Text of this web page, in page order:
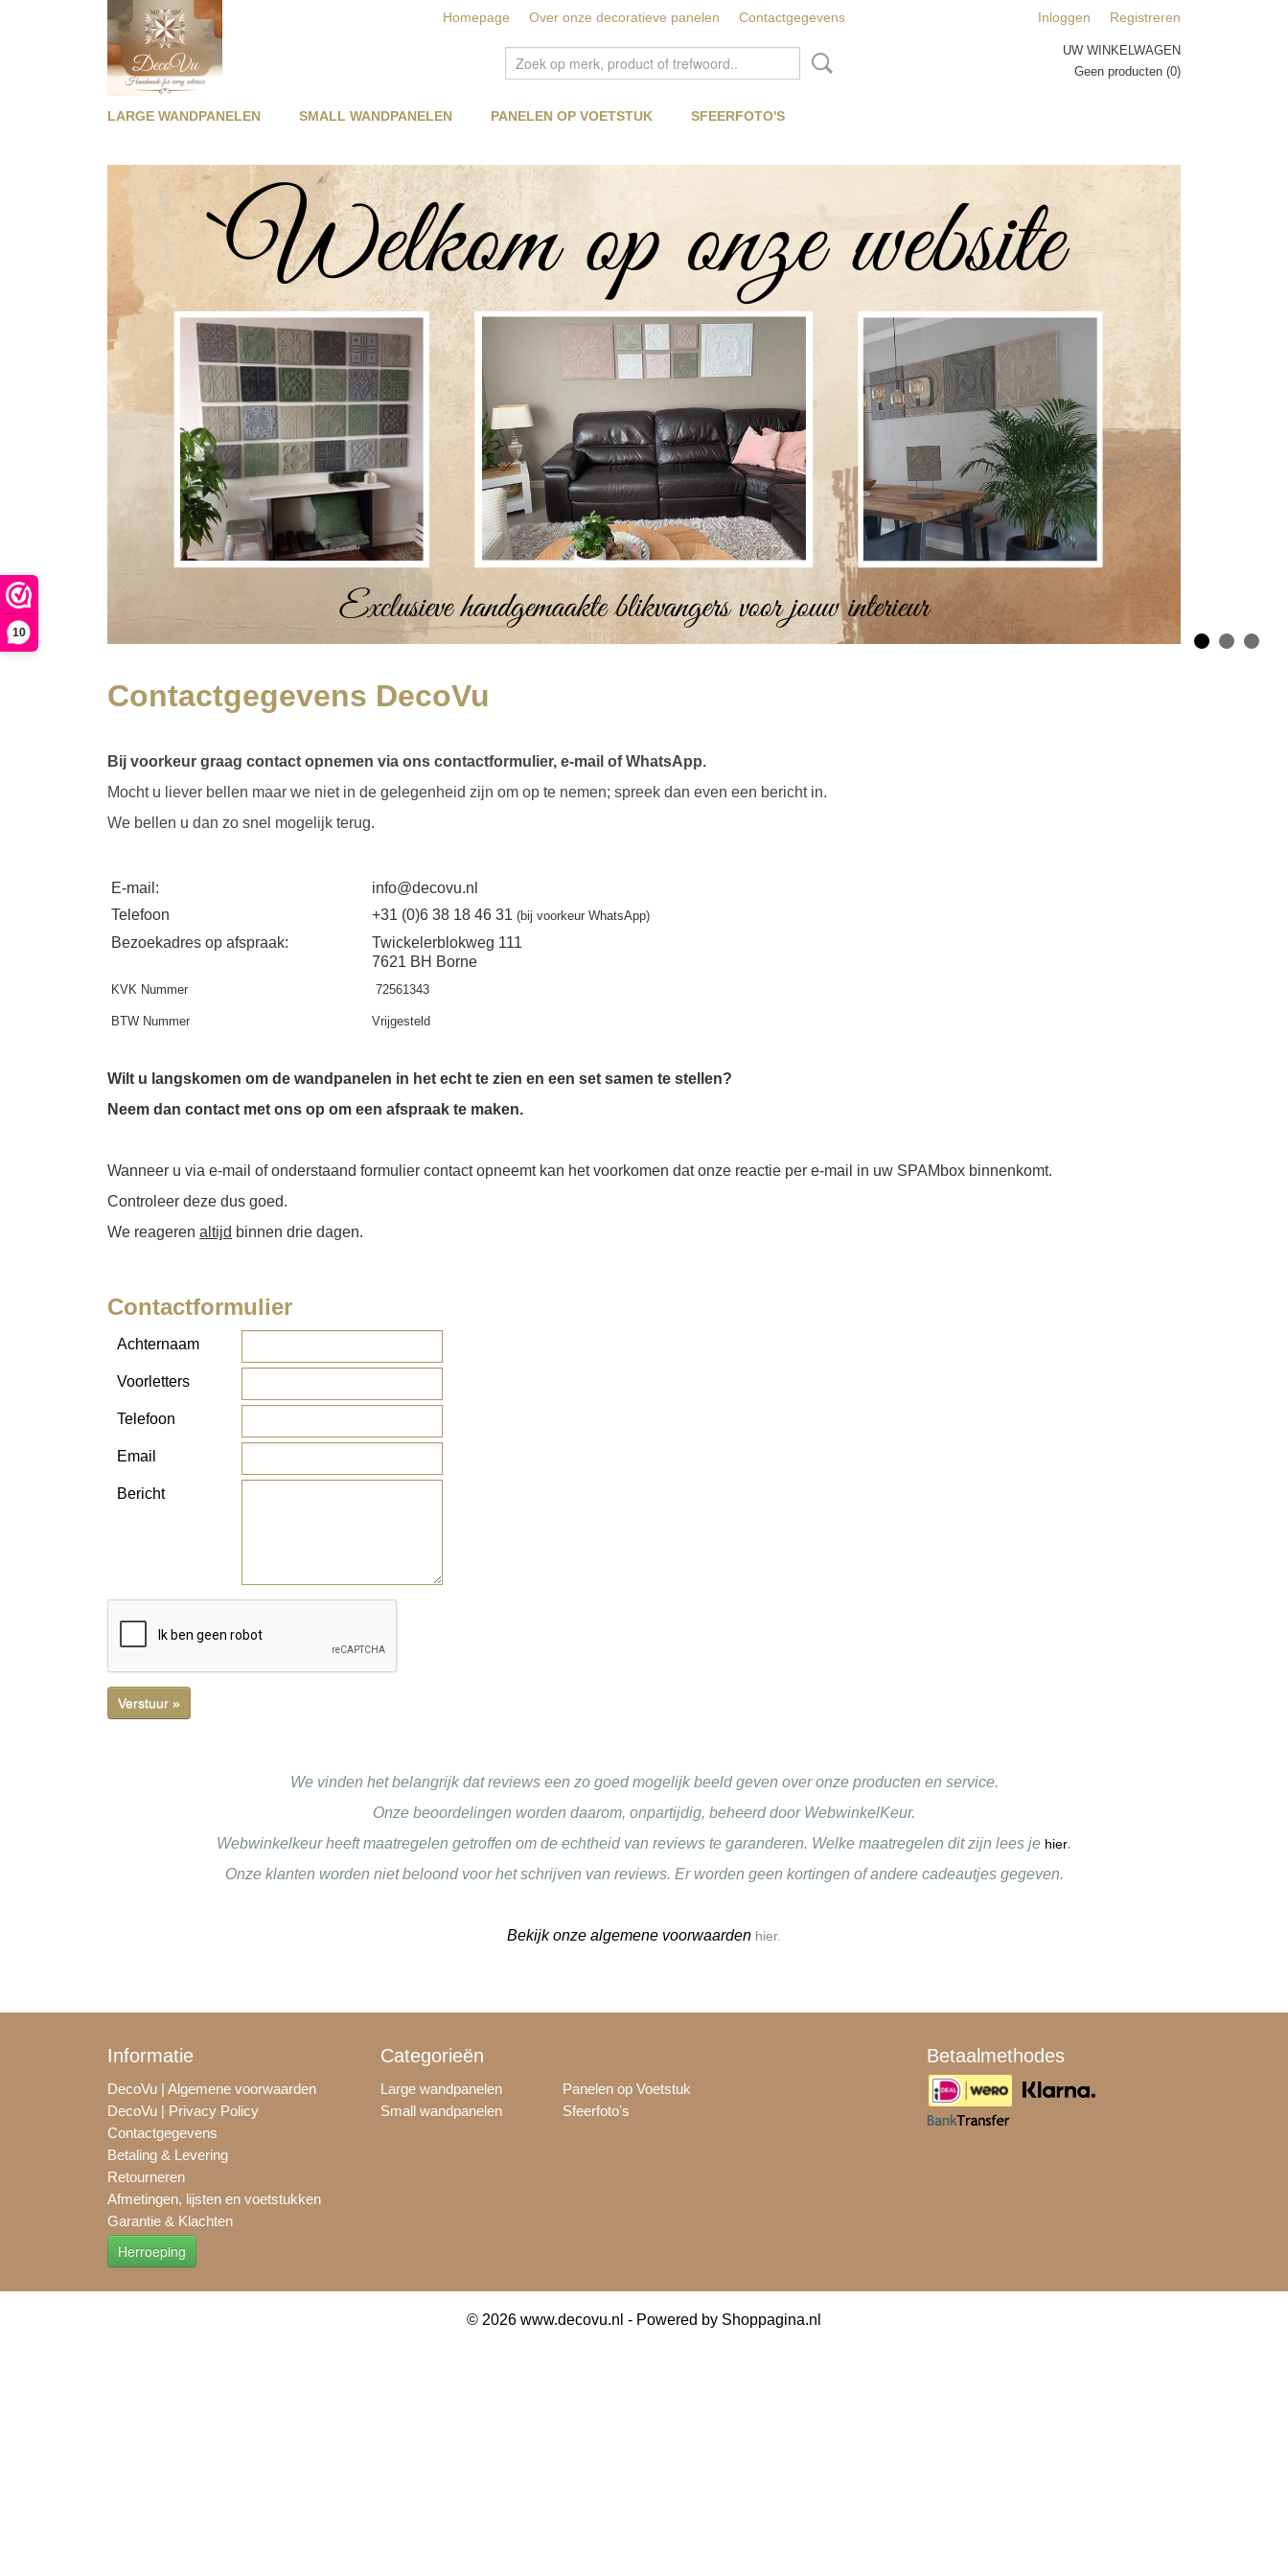
10
Homepage Over onze decoratieve panelen Contactgegevens Inloggen Registreren
UW WINKELWAGEN
Geen producten (0)
LARGE WANDPANELEN SMALL WANDPANELEN PANELEN OP VOETSTUK SFEERFOTO'S
Contactgegevens DecoVu
Bij voorkeur graag contact opnemen via ons contactformulier, e-mail of WhatsApp.
Mocht u liever bellen maar we niet in de gelegenheid zijn om op te nemen; spreek dan even een bericht in.
We bellen u dan zo snel mogelijk terug.
E-mail:
info@decovu.nl
Telefoon
+31 (0)6 38 18 46 31 (bij voorkeur WhatsApp)
Bezoekadres op afspraak:
Twickelerblokweg 111
7621 BH Borne
KVK Nummer 72561343
BTW Nummer Vrijgesteld
Wilt u langskomen om de wandpanelen in het echt te zien en een set samen te stellen?
Neem dan contact met ons op om een afspraak te maken.
Wanneer u via e-mail of onderstaand formulier contact opneemt kan het voorkomen dat onze reactie per e-mail in uw SPAMbox binnenkomt.
Controleer deze dus goed.
We reageren altijd binnen drie dagen.
Contactformulier
Achternaam
Voorletters
Telefoon
Email
Bericht
Verstuur »
We vinden het belangrijk dat reviews een zo goed mogelijk beeld geven over onze producten en service.
Onze beoordelingen worden daarom, onpartijdig, beheerd door WebwinkelKeur.
Webwinkelkeur heeft maatregelen getroffen om de echtheid van reviews te garanderen. Welke maatregelen dit zijn lees je hier.
Onze klanten worden niet beloond voor het schrijven van reviews. Er worden geen kortingen of andere cadeautjes gegeven.
Bekijk onze algemene voorwaarden hier.
Informatie
DecoVu | Algemene voorwaarden
DecoVu | Privacy Policy
Contactgegevens
Betaling & Levering
Retourneren
Afmetingen, lijsten en voetstukken
Garantie & Klachten
Herroeping
Categorieën
Large wandpanelen
Small wandpanelen
Panelen op Voetstuk
Sfeerfoto's
Betaalmethodes
© 2026 www.decovu.nl - Powered by Shoppagina.nl